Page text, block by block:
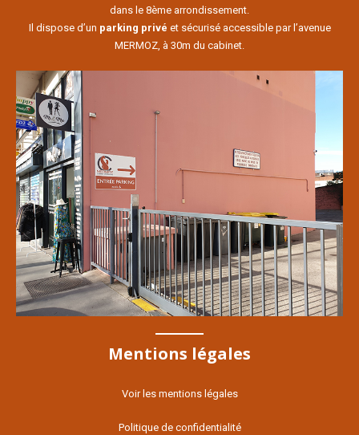
dans le 8ème arrondissement.
Il dispose d’un parking privé et sécurisé accessible par l’avenue
MERMOZ, à 30m du cabinet.
Mentions légales
Voir les mentions légales
Politique de confidentialité